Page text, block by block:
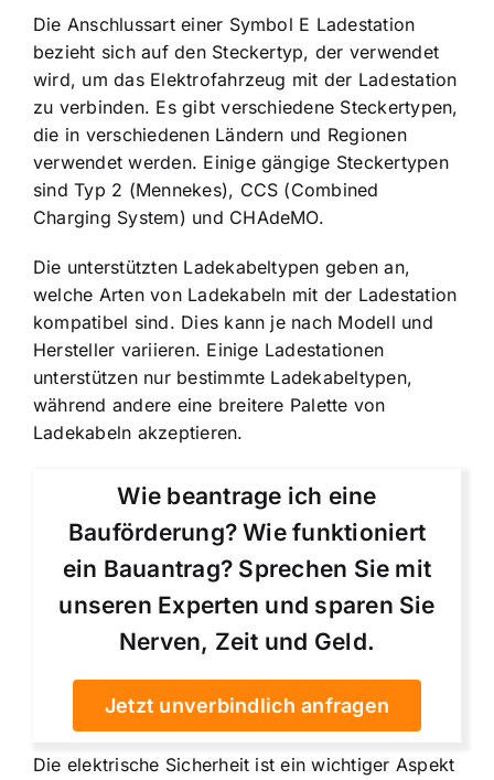
Die Anschlussart einer Symbol E Ladestation
bezieht sich auf den Steckertyp, der verwendet
wird, um das Elektrofahrzeug mit der Ladestation
zu verbinden. Es gibt verschiedene Steckertypen,
die in verschiedenen Ländern und Regionen
verwendet werden. Einige gängige Steckertypen
sind Typ 2 (Mennekes), CCS (Combined
Charging System) und CHAdeMO.
Die unterstützten Ladekabeltypen geben an,
welche Arten von Ladekabeln mit der Ladestation
kompatibel sind. Dies kann je nach Modell und
Hersteller variieren. Einige Ladestationen
unterstützen nur bestimmte Ladekabeltypen,
während andere eine breitere Palette von
Ladekabeln akzeptieren.
Wie beantrage ich eine
Bauförderung? Wie funktioniert
ein Bauantrag? Sprechen Sie mit
unseren Experten und sparen Sie
Nerven, Zeit und Geld.
Jetzt unverbindlich anfragen
Die elektrische Sicherheit ist ein wichtiger Aspekt